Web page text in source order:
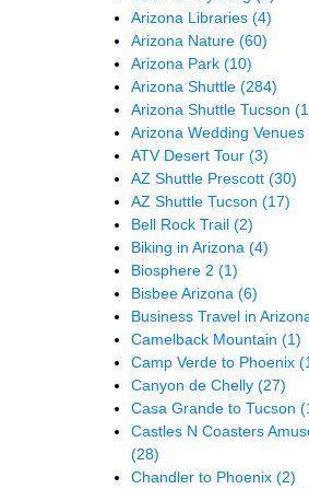
Arizona Libraries (4)
Arizona Nature (60)
Arizona Park (10)
Arizona Shuttle (284)
Arizona Shuttle Tucson
Arizona Wedding Venues
ATV Desert Tour (3)
AZ Shuttle Prescott (30)
AZ Shuttle Tucson (17)
Bell Rock Trail (2)
Biking in Arizona (4)
Biosphere 2 (1)
Bisbee Arizona (6)
Business Travel in
Camelback Mountain (1)
Camp Verde to Phoenix
Canyon de Chelly (27)
Casa Grande to Tucson
Castles N Coasters
(28)
Chandler to Phoenix (2)